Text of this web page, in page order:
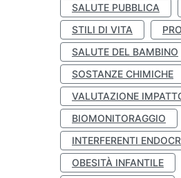
SALUTE PUBBLICA
STILI DI VITA
SALUTE DEL BAMBINO
SOSTANZE CHIMICHE
VALUTAZIONE
BIOMONITORAGGIO
INTERFERENTI
OBESITÀ INFANTILE